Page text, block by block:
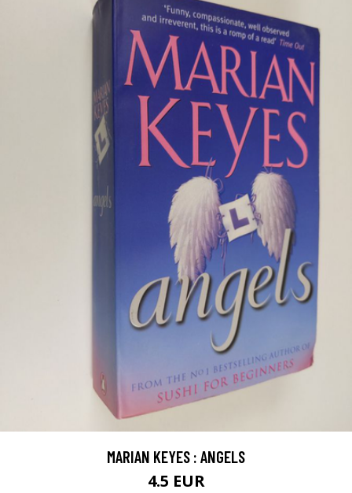
MARIAN KEYES : ANGELS
4.5 EUR